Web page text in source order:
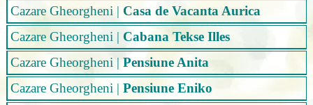
Cazare Gheorgheni | Casa de Vacanta Aurica
Cazare Gheorgheni | Cabana Tekse Illes
Cazare Gheorgheni | Pensiune Anita
Cazare Gheorgheni | Pensiune Eniko